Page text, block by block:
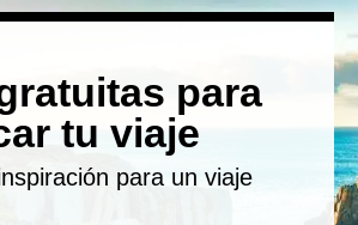
para
tu viaje
para un viaje